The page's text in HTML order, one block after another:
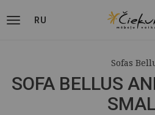
RU
Sofas
SOFA BELLUS